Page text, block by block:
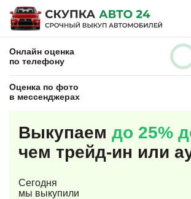
Онлайн оценка
по телефону
Оценка по фото
в мессенджерах
Выкупаем до 25%
чем трейд-ин или
Сегодня
мы выкупили